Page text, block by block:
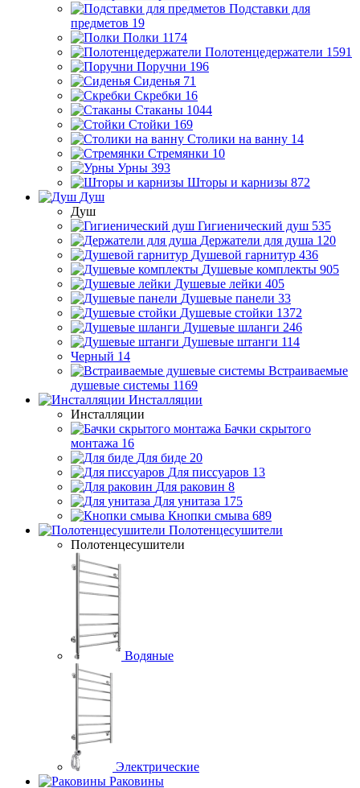
Подставки для
предметов 19
Полки 1174
Полотенцедержатели 1591
Поручни 196
Сиденья 71
Скребки 16
Стаканы 1044
Стойки 169
Столики на ванну 14
Стремянки 10
Урны 393
Шторы и карнизы 872
Душ
Душ
Гигиенический душ 535
Держатели для душа 120
Душевой гарнитур 436
Душевые комплекты 905
Душевые лейки 405
Душевые панели 33
Душевые стойки 1372
Душевые шланги 246
Душевые штанги 114
Черный 14
Встраиваемые
душевые системы 1169
Инсталляции
Инсталляции
Бачки скрытого
монтажа 16
Для биде 20
Для писсуаров 13
Для раковин 8
Для унитаза 175
Кнопки смыва 689
Полотенцесушители
Полотенцесушители
Водяные
Электрические
Раковины